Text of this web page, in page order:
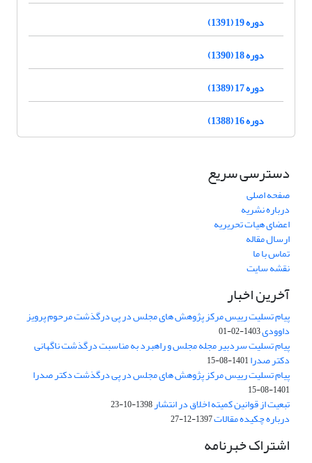
دوره 19 (1391)
دوره 18 (1390)
دوره 17 (1389)
دوره 16 (1388)
دسترسی سریع
صفحه اصلی
درباره نشریه
اعضای هیات تحریریه
ارسال مقاله
تماس با ما
نقشه سایت
آخرین اخبار
پیام تسلیت رییس مرکز پژوهش های مجلس در پی درگذشت مرحوم پرویز
داوودی1403-02-01
پیام تسلیت سردبیر مجله مجلس و راهبرد به مناسبت درگذشت ناگهانی
دکتر صدرا1401-08-15
پیام تسلیت رییس مرکز پژوهش های مجلس در پی درگذشت دکتر صدرا
1401-08-15
تبعیت از قوانین کمیته اخلاق در انتشار1398-10-23
درباره چکیده مقالات1397-12-27
اشتراک خبرنامه